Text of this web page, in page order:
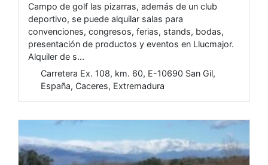
Campo de golf las pizarras, además de un club
deportivo, se puede alquilar salas para
convenciones, congresos, ferias, stands, bodas,
presentación de productos y eventos en Llucmajor.
Alquiler de s...
Carretera Ex. 108, km. 60, E-10690 San Gil,
España, Caceres, Extremadura